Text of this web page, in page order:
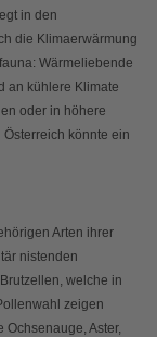
in den
die Klimaerwärmung
Wärmeliebende
an kühlere Klimate
oder in höhere
könnte ein
Arten ihrer
nistenden
welche in
zeigen
Aster,